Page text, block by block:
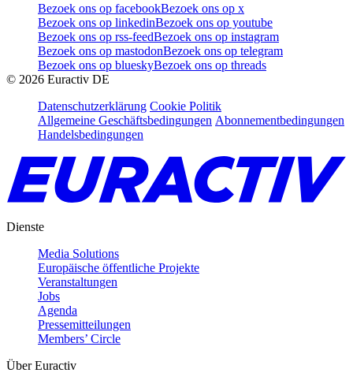
Bezoek ons op facebookBezoek ons op x
Bezoek ons op linkedinBezoek ons op youtube
Bezoek ons op rss-feedBezoek ons op instagram
Bezoek ons op mastodonBezoek ons op telegram
Bezoek ons op blueskyBezoek ons op threads
© 2026 Euractiv DE
Datenschutzerklärung Cookie Politik
Allgemeine Geschäftsbedingungen Abonnementbedingungen
Handelsbedingungen
Dienste
Media Solutions
Europäische öffentliche Projekte
Veranstaltungen
Jobs
Agenda
Pressemitteilungen
Members’ Circle
Über Euractiv